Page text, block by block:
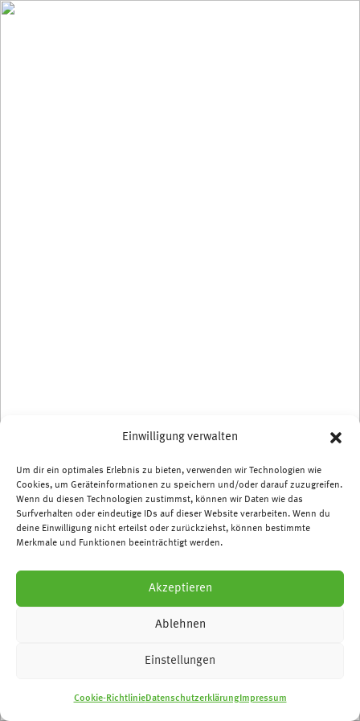
Einwilligung verwalten
Um dir ein optimales Erlebnis zu bieten, verwenden wir Technologien wie
Cookies, um Geräteinformationen zu speichern und/oder darauf zuzugreifen.
Wenn du diesen Technologien zustimmst, können wir Daten wie das
Surfverhalten oder eindeutige IDs auf dieser Website verarbeiten. Wenn du
deine Einwilligung nicht erteilst oder zurückziehst, können bestimmte
Merkmale und Funktionen beeinträchtigt werden.
Akzeptieren
Ablehnen
Einstellungen
Cookie-RichtlinieDatenschutzerklärungImpressum
Etappe Südost (Birkenstein
– Grünau)
Sonntag, 05. September
Leitung: Bernd schröder
Treffpunkt: 10.00 Uhr, S-Bhf. Birkenstein, vor der Treppe zur